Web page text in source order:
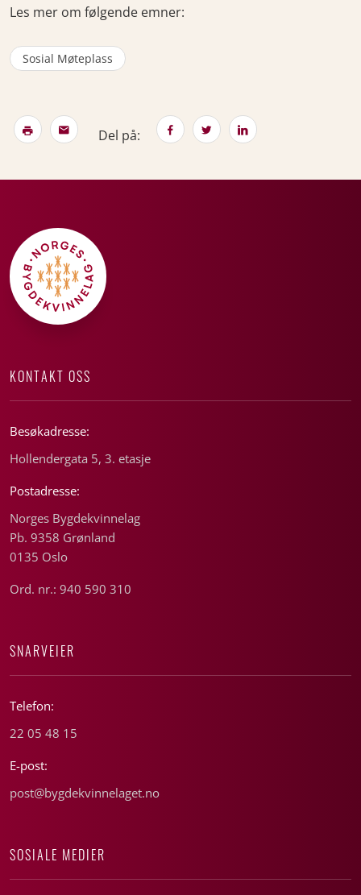
Les mer om følgende emner:
Sosial Møteplass
Del på:
KONTAKT OSS
Besøkadresse:
Hollendergata 5, 3. etasje
Postadresse:
Norges Bygdekvinnelag
Pb. 9358 Grønland
0135 Oslo
Ord. nr.: 940 590 310
SNARVEIER
Telefon:
22 05 48 15
E-post:
post@bygdekvinnelaget.no
SOSIALE MEDIER